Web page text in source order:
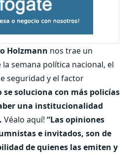
Holzmann nos trae un
semana política nacional, el
seguridad y el factor
se soluciona con más policías
una institucionalidad
Véalo aquí! “Las opiniones
e invitados, son de
de quienes las emiten y